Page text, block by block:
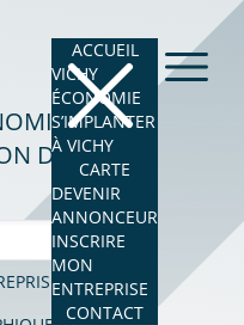
ACCUEIL
VICHY
ÉCONOMIE
S’IMPLANTER
À VICHY
CARTE
DEVENIR
ANNONCEUR
INSCRIRE
MON
ENTREPRISE
CONTACT
DE
DE VICHY